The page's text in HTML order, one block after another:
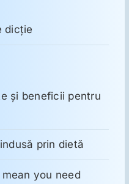
dicție
și beneficii pentru
prin dietă
you need